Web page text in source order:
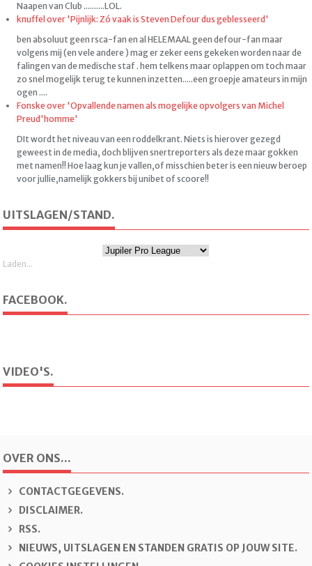
Naapen van Club ..........LOL.
knuffel over 'Pijnlijk: Zó vaak is Steven Defour dus geblesseerd'
ben absoluut geen rsca-fan en al HELEMAAL geen defour-fan maar
volgens mij (en vele andere ) mag er zeker eens gekeken worden naar de
falingen van de medische staf . hem telkens maar oplappen om toch maar
zo snel mogelijk terug te kunnen inzetten.....een groepje amateurs in mijn
ogen ....
Fonske over 'Opvallende namen als mogelijke opvolgers van Michel
Preud'homme'
DIt wordt het niveau van een roddelkrant. Niets is hierover gezegd
geweest in de media, doch blijven snertreporters als deze maar gokken
met namen!! Hoe laag kun je vallen,of misschien beter is een nieuw beroep
voor jullie,namelijk gokkers bij unibet of scoore!!
UITSLAGEN/STAND.
Laden...
FACEBOOK.
VIDEO'S.
OVER ONS...
CONTACTGEGEVENS.
DISCLAIMER.
RSS.
NIEUWS, UITSLAGEN EN STANDEN GRATIS OP JOUW SITE.